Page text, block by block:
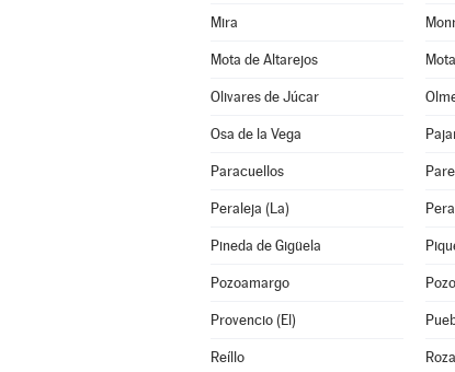
Mira
Mota de Altarejos
Olivares de Júcar
Osa de la Vega
Paracuellos
Peraleja (La)
Pineda de Gigüela
Pozoamargo
Provencio (El)
Reíllo